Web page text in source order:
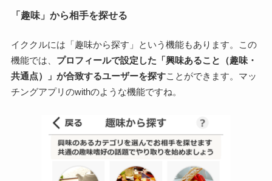
「趣味」から相手を探せる
イククルには「趣味から探す」という機能もあります。この
機能では、 プロフィールで設定した「興味あること（趣味・
共通点）」が合致するユーザーを探すことができます。マッ
チングアプリのwithのような機能ですね。